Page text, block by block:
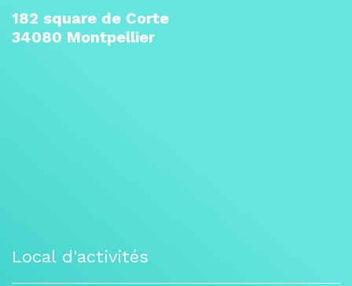
182 square de Corte
34080 Montpellier
Local d'activités